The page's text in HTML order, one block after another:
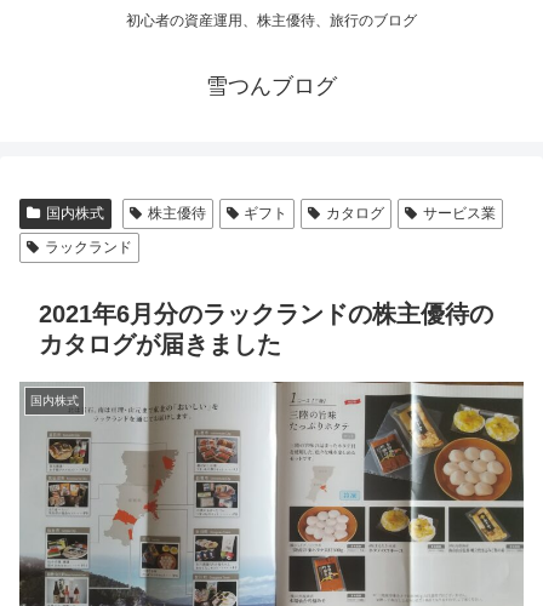
初心者の資産運用、株主優待、旅行のブログ
雪つんブログ
国内株式 株主優待 ギフト カタログ
サービス業
ラックランド
2021年6月分のラックランドの株主優待の
カタログが届きました
国内株式